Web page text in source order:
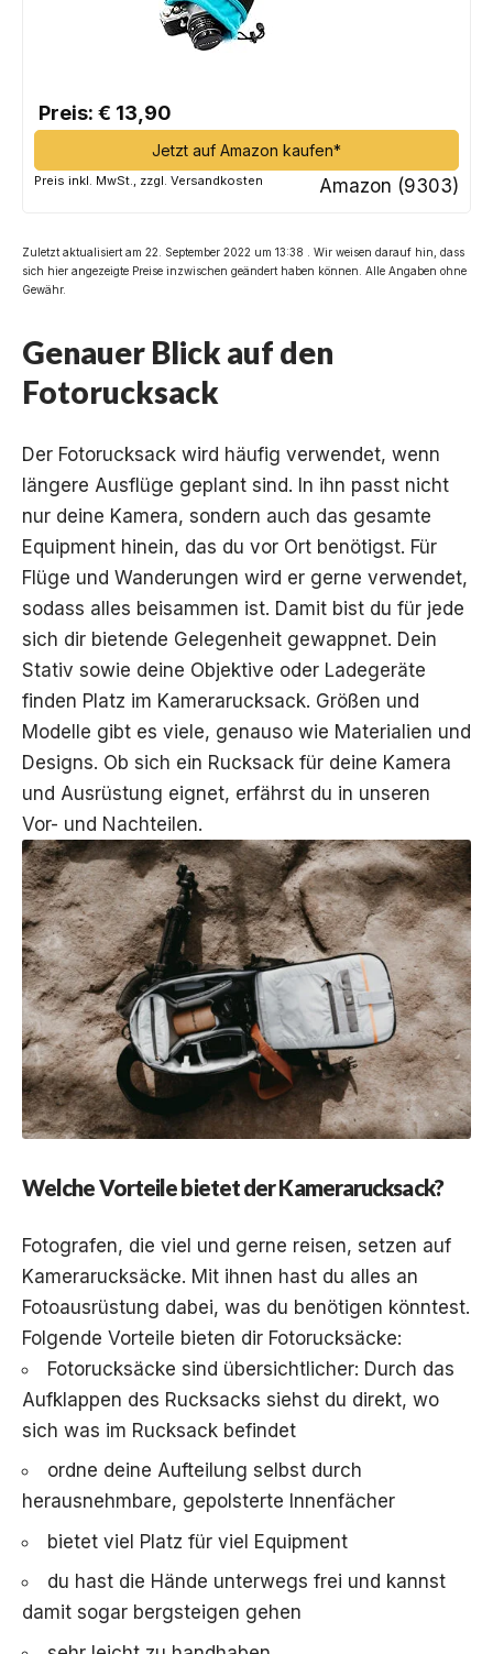
Preis: € 13,90
Jetzt auf Amazon kaufen*
Preis inkl. MwSt., zzgl. Versandkosten Amazon (9303)
Zuletzt aktualisiert am 22. September 2022 um 13:38 . Wir weisen darauf hin, dass
sich hier angezeigte Preise inzwischen geändert haben können. Alle Angaben ohne
Gewähr.
Genauer Blick auf den
Fotorucksack
Der Fotorucksack wird häufig verwendet, wenn
längere Ausflüge geplant sind. In ihn passt nicht
nur deine Kamera, sondern auch das gesamte
Equipment hinein, das du vor Ort benötigst. Für
Flüge und Wanderungen wird er gerne verwendet,
sodass alles beisammen ist. Damit bist du für jede
sich dir bietende Gelegenheit gewappnet. Dein
Stativ sowie deine Objektive oder Ladegeräte
finden Platz im Kamerarucksack. Größen und
Modelle gibt es viele, genauso wie Materialien und
Designs. Ob sich ein Rucksack für deine Kamera
und Ausrüstung eignet, erfährst du in unseren
Vor- und Nachteilen.
Welche Vorteile bietet der Kamerarucksack?
Fotografen, die viel und gerne reisen, setzen auf
Kamerarucksäcke. Mit ihnen hast du alles an
Fotoausrüstung dabei, was du benötigen könntest.
Folgende Vorteile bieten dir Fotorucksäcke:
Fotorucksäcke sind übersichtlicher: Durch das
Aufklappen des Rucksacks siehst du direkt, wo
sich was im Rucksack befindet
ordne deine Aufteilung selbst durch
herausnehmbare, gepolsterte Innenfächer
bietet viel Platz für viel Equipment
du hast die Hände unterwegs frei und kannst
damit sogar bergsteigen gehen